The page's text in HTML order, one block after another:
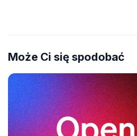
Może Ci się spodobać